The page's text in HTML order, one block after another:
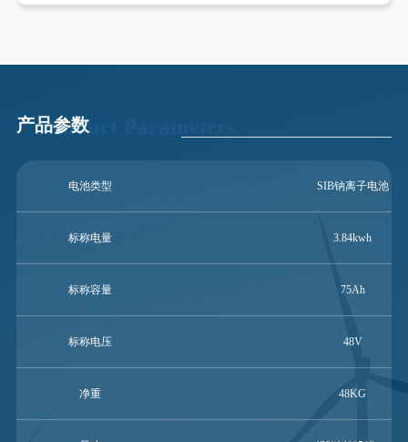
产品参数
Product Parameters
电池类型 SIB钠离子电池
标称电量 3.84kwh
标称容量 75Ah
标称电压 48V
净重 48KG